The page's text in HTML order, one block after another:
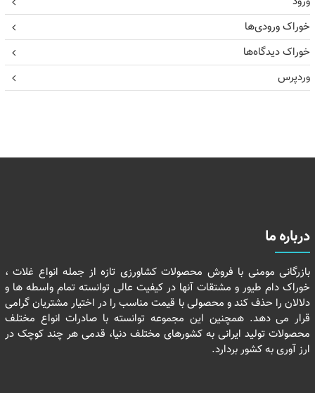
خوراک ورودی‌ها
خوراک دیدگاه‌ها
وردپرس
درباره ما
بازرگانی مومنی با فروش محصولات کشاورزی تازه از جمله انواع غلات ،
خوراک دام طیور و مشتقات آنها در کیفیت عالی توانسته تمام واسطه ها و
دلالان را حذف کند و محصولی با قیمت مناسب را در اختیار مشتریان گرامی
قرار می دهد. همچنین این مجموعه توانسته با صادرات انواع مختلف
محصولات تولید ایرانی به کشورهای مختلف دنیا، قدمی هر چند کوچک در
ارز آوری به کشور بردارد.